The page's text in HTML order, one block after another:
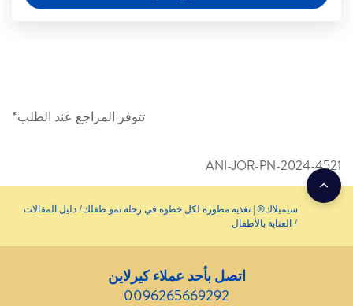
تتوفر المراجع عند الطلب*
ANI-JOR-PN-2024-4521
سيميلاك® | تغذية مطورة لكل خطوة في رحلة نمو طفلك دليل المقالات
العناية بالأطفال
اتصل بأحد عملاء كيرلاين
0096265669292